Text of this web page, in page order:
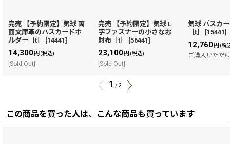
完売 【予約限定】気球 両
面文庫革のパスカードホ
ルダー［t］
[14441]
14,300円(税込)
[Sold Out]
完売 【予約限定】気球 L
字ファスナーの小さなお
財布［t］
[56441]
23,100円(税込)
[Sold Out]
気球 パスカ
［t］
[15441]
12,760円(税
ご購入いただ
1 / 2
この商品を買った人は、こんな商品も買っています